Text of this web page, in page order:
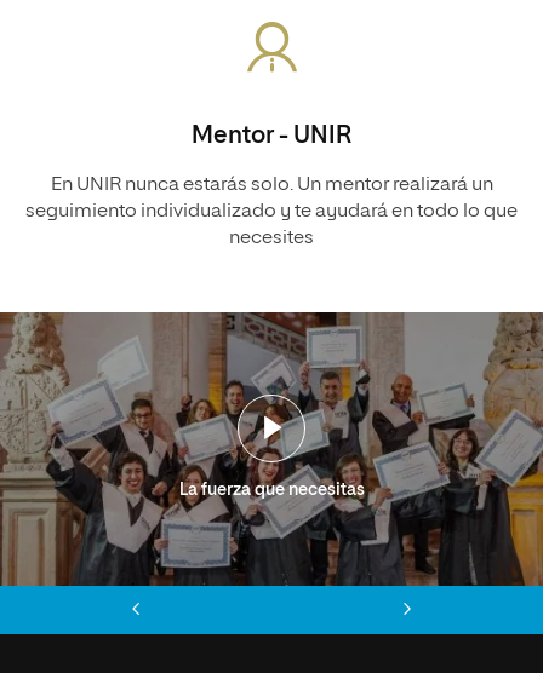
Mentor - UNIR
En UNIR nunca estarás solo. Un mentor realizará un
seguimiento individualizado y te ayudará en todo lo que
necesites
La fuerza que necesitas